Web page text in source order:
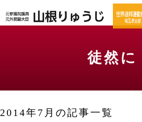
徒然に
2014年7月の記事一覧